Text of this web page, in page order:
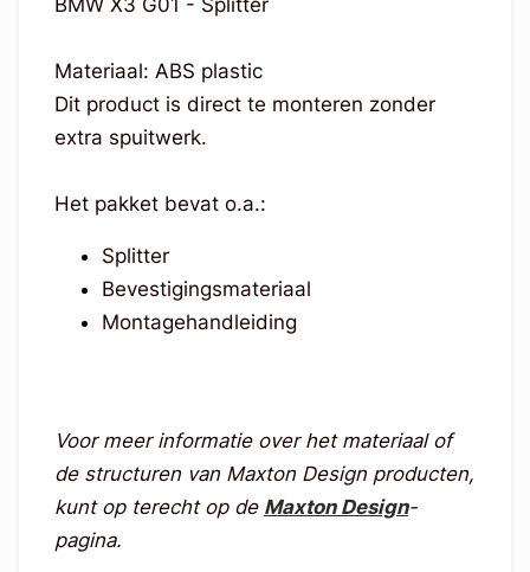
BMW X3 G01 - Splitter
Materiaal: ABS plastic
Dit product is direct te monteren zonder
extra spuitwerk.
Het pakket bevat o.a.:
Splitter
Bevestigingsmateriaal
Montagehandleiding
Voor meer informatie over het materiaal of
de structuren van Maxton Design producten,
kunt op terecht op de Maxton Design-
pagina.